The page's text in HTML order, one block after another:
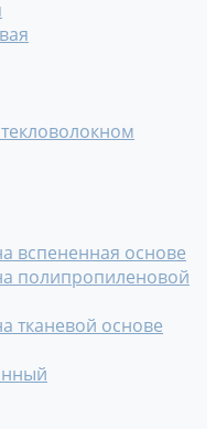
вспененная основе
полипропиленовой
тканевой основе